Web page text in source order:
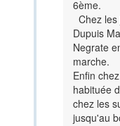
6ème.
Chez
Dupuis
Negrate
marche.
Enfin
habituée
chez les
jusqu'au